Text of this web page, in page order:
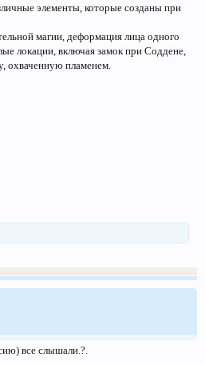
элементы, которые созданы при
магии, деформация лица одного
локации, включая замок при Соддене,
охваченную пламенем.
все слышали.?.